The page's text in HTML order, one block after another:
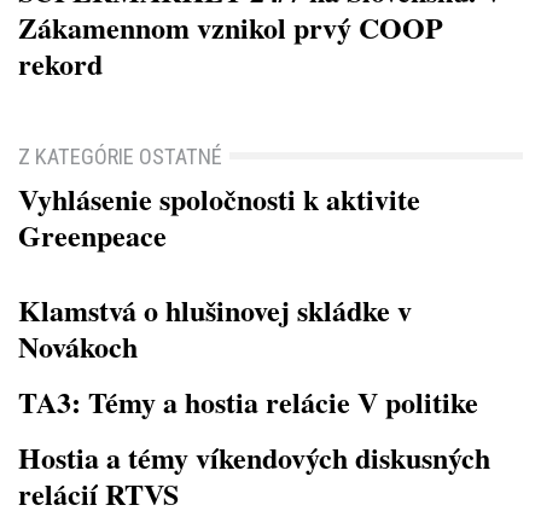
Zákamennom vznikol prvý COOP
rekord
Z KATEGÓRIE OSTATNÉ
Vyhlásenie spoločnosti k aktivite
Greenpeace
Klamstvá o hlušinovej skládke v
Novákoch
TA3: Témy a hostia relácie V politike
Hostia a témy víkendových diskusných
relácií RTVS